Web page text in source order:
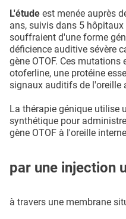
L'étude est menée auprès
ans, suivis dans 5
souffraient d'une forme
déficience auditive sévère
gène OTOF. Ces
otoferline, une protéine
signaux auditifs de l'oreille
La thérapie génique utilise
synthétique pour
gène OTOF à l'oreille interne
par une injection
à travers une membrane